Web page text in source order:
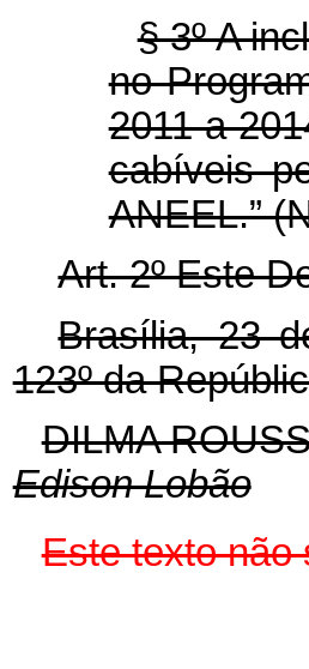
§ 3º A
no
2011 a
cabíveis
ANEEL.”
Art. 2º Este
Brasília, 23
123º da
DILMA
Edison Lobão
Este texto não